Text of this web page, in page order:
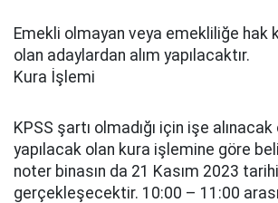
Emekli olmayan veya emekliliğe hak
olan adaylardan alım yapılacaktır.
Kura İşlemi
KPSS şartı olmadığı için işe
yapılacak olan kura işlemine göre
noter binasın da 21 Kasım 2023
gerçekleşecektir. 10:00 – 11:00